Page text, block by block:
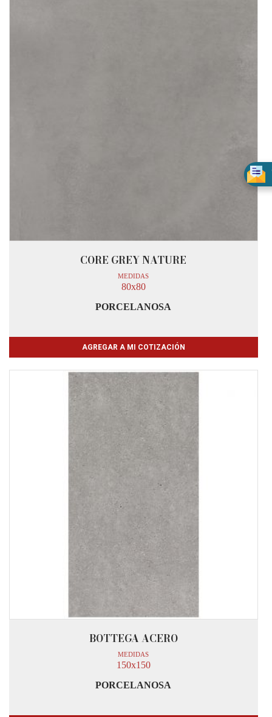
CORE GREY NATURE
MEDIDAS
80x80
PORCELANOSA
AGREGAR A MI COTIZACIÓN
BOTTEGA ACERO
MEDIDAS
150x150
PORCELANOSA